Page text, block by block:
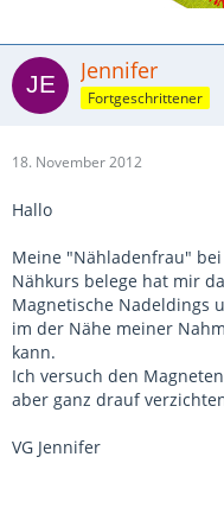
Jennifer
Fortgeschrittener
18. November 2012
Hallo
Meine "Nähladenfrau"
Nähkurs belege hat mir
Magnetische Nadeldings
im der Nähe meiner
kann.
Ich versuch den
aber ganz drauf
VG Jennifer